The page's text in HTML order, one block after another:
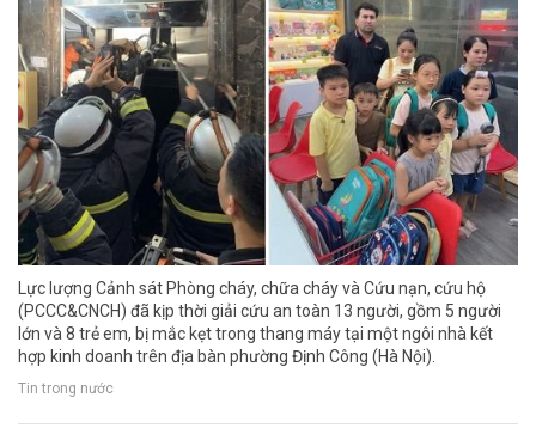
Lực lượng Cảnh sát Phòng cháy, chữa cháy và Cứu nạn, cứu hộ
(PCCC&CNCH) đã kịp thời giải cứu an toàn 13 người, gồm 5 người
lớn và 8 trẻ em, bị mắc kẹt trong thang máy tại một ngôi nhà kết
hợp kinh doanh trên địa bàn phường Định Công (Hà Nội).
Tin trong nước